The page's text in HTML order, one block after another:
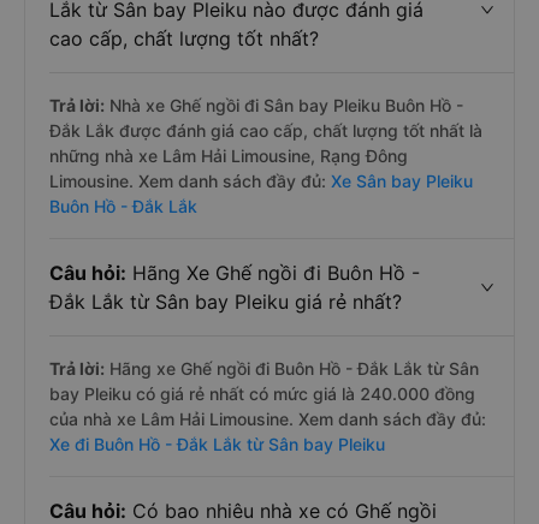
Lắk từ Sân bay Pleiku nào được đánh giá
cao cấp, chất lượng tốt nhất?
Trả lời: Nhà xe Ghế ngồi đi Sân bay Pleiku Buôn Hồ -
Đắk Lắk được đánh giá cao cấp, chất lượng tốt nhất là
những nhà xe Lâm Hải Limousine, Rạng Đông
Limousine. Xem danh sách đầy đủ: Xe Sân bay Pleiku
Buôn Hồ - Đắk Lắk
Câu hỏi: Hãng Xe Ghế ngồi đi Buôn Hồ -
Đắk Lắk từ Sân bay Pleiku giá rẻ nhất?
Trả lời: Hãng xe Ghế ngồi đi Buôn Hồ - Đắk Lắk từ Sân
bay Pleiku có giá rẻ nhất có mức giá là 240.000 đồng
của nhà xe Lâm Hải Limousine. Xem danh sách đầy đủ:
Xe đi Buôn Hồ - Đắk Lắk từ Sân bay Pleiku
Câu hỏi: Có bao nhiêu nhà xe có Ghế ngồi